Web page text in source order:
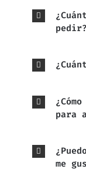
pedir?
para
me